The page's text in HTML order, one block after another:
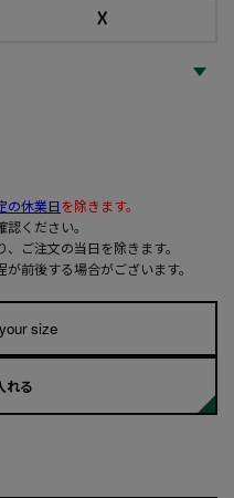
☓
の休業日を除きます。
認ください。
ご注文の当日を除きます。
前後する場合がございます。
size
れる